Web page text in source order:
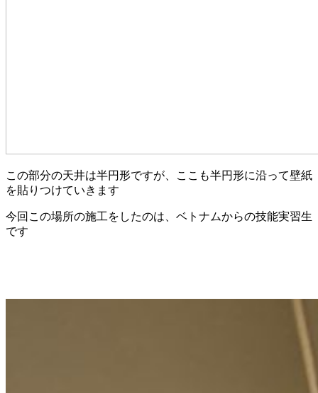
この部分の天井は半円形ですが、ここも半円形に沿って壁紙
を貼りつけていきます
今回この場所の施工をしたのは、ベトナムからの技能実習生
です